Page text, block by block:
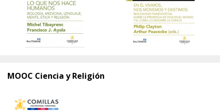
MOOC Ciencia y Religión